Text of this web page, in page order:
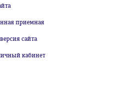
приемная
сайта
кабинет